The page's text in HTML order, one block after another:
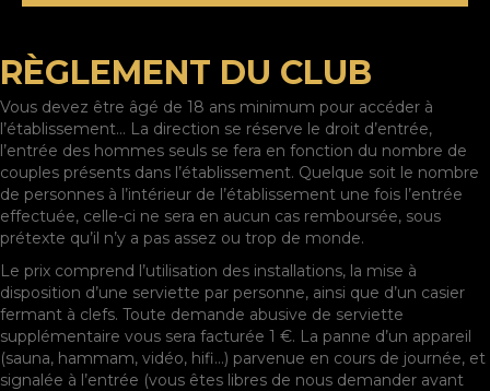
RÈGLEMENT DU CLUB
Vous devez être âgé de 18 ans minimum pour accéder à
l’établissement… La direction se réserve le droit d’entrée,
l’entrée des hommes seuls se fera en fonction du nombre de
couples présents dans l’établissement. Quelque soit le nombre
de personnes à l’intérieur de l’établissement une fois l’entrée
effectuée, celle-ci ne sera en aucun cas remboursée, sous
prétexte qu’il n’y a pas assez ou trop de monde.
Le prix comprend l’utilisation des installations, la mise à
disposition d’une serviette par personne, ainsi que d’un casier
fermant à clefs. Toute demande abusive de serviette
supplémentaire vous sera facturée 1 €. La panne d’un appareil
(sauna, hammam, vidéo, hifi…) parvenue en cours de journée, et
signalée à l’entrée (vous êtes libres de nous demander avant